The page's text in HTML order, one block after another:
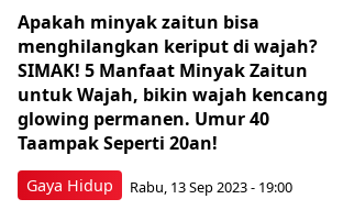
Gaya Hidup
Apakah minyak zaitun bisa
menghilangkan keriput di wajah?
SIMAK! 5 Manfaat Minyak Zaitun
untuk Wajah, bikin wajah kencang
glowing permanen. Umur 40
Taampak Seperti 20an!
Rabu, 13 Sep 2023 - 19:00